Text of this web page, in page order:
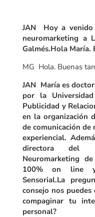
JAN Hoy a venido
neuromarketing a
Galmés.Hola María.
MG Hola. Buenas
JAN María es
por la
Publicidad y
en la organización
de comunicación
experiencial.
directora del
Neuromarketing
100% on line y
Sensorial.La
consejo nos
compaginar tu
personal?